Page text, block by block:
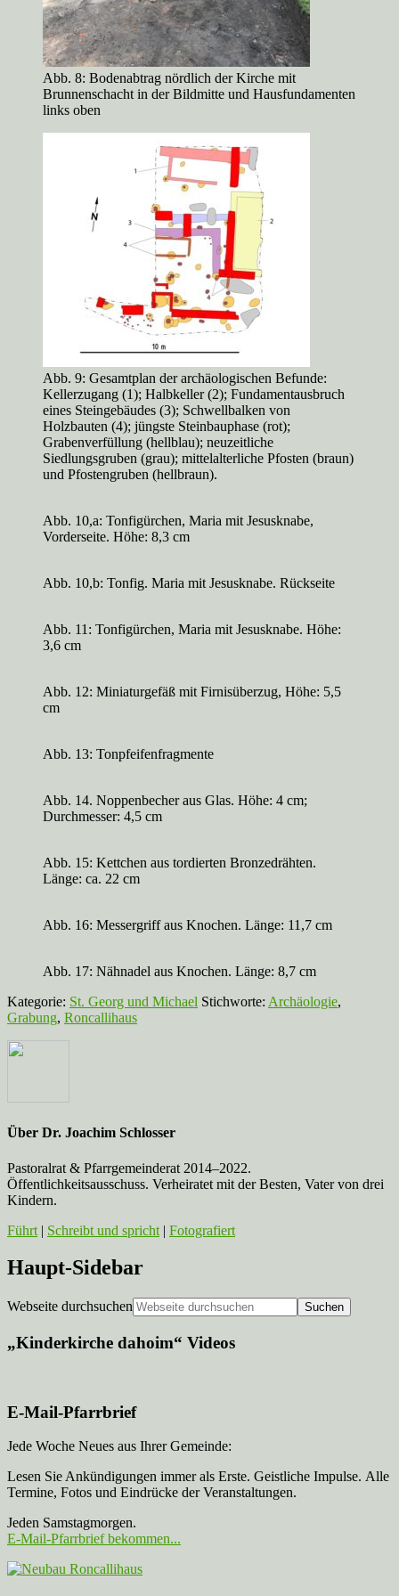
Abb. 8: Bodenabtrag nördlich der Kirche mit
Brunnenschacht in der Bildmitte und Hausfundamenten
links oben
Abb. 9: Gesamtplan der archäologischen Befunde:
Kellerzugang (1); Halbkeller (2); Fundamentausbruch
eines Steingebäudes (3); Schwellbalken von
Holzbauten (4); jüngste Steinbauphase (rot);
Grabenverfüllung (hellblau); neuzeitliche
Siedlungsgruben (grau); mittelalterliche Pfosten (braun)
und Pfostengruben (hellbraun).
Abb. 10,a: Tonfigürchen, Maria mit Jesusknabe,
Vorderseite. Höhe: 8,3 cm
Abb. 10,b: Tonfig. Maria mit Jesusknabe. Rückseite
Abb. 11: Tonfigürchen, Maria mit Jesusknabe. Höhe:
3,6 cm
Abb. 12: Miniaturgefäß mit Firnisüberzug, Höhe: 5,5
cm
Abb. 13: Tonpfeifenfragmente
Abb. 14. Noppenbecher aus Glas. Höhe: 4 cm;
Durchmesser: 4,5 cm
Abb. 15: Kettchen aus tordierten Bronzedrähten.
Länge: ca. 22 cm
Abb. 16: Messergriff aus Knochen. Länge: 11,7 cm
Abb. 17: Nähnadel aus Knochen. Länge: 8,7 cm
Kategorie: St. Georg und Michael Stichworte: Archäologie,
Grabung, Roncallihaus
Über Dr. Joachim Schlosser
Pastoralrat & Pfarrgemeinderat 2014–2022.
Öffentlichkeitsausschuss. Verheiratet mit der Besten, Vater von drei
Kindern.
Führt | Schreibt und spricht | Fotografiert
Haupt-Sidebar
Webseite durchsuchen
„Kinderkirche dahoim“ Videos
E-Mail-Pfarrbrief
Jede Woche Neues aus Ihrer Gemeinde:
Lesen Sie Ankündigungen immer als Erste. Geistliche Impulse. Alle
Termine, Fotos und Eindrücke der Veranstaltungen.
Jeden Samstagmorgen.
E-Mail-Pfarrbrief bekommen...